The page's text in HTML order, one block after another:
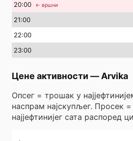
20:00 ← вршни
21:00
22:00
23:00
Цене активности — Arvika
Опсег = трошак у
наспрам најскупљег. Просек
најјефтинијег сата распоред